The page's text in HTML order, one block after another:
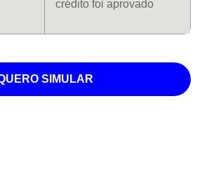
crédito foi aprovado
SIMULAR